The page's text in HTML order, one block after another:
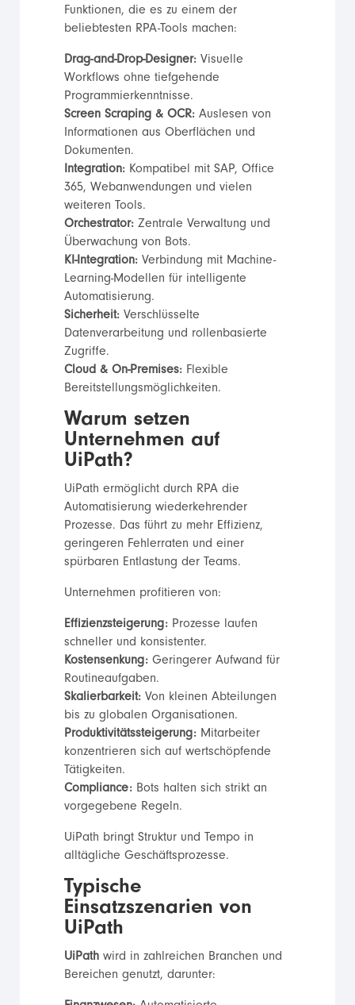
Funktionen, die es zu einem der
beliebtesten RPA-Tools machen:
Drag-and-Drop-Designer:Visuelle
Workflows ohne tiefgehende
Programmierkenntnisse.
Screen Scraping & OCR:Auslesen von
Informationen aus Oberflächen und
Dokumenten.
Integration:Kompatibel mit SAP, Office
365, Webanwendungen und vielen
weiteren Tools.
Orchestrator:Zentrale Verwaltung und
Überwachung von Bots.
KI-Integration:Verbindung mit Machine-
Learning-Modellen für intelligente
Automatisierung.
Sicherheit:Verschlüsselte
Datenverarbeitung und rollenbasierte
Zugriffe.
Cloud & On-Premises:Flexible
Bereitstellungsmöglichkeiten.
Warum setzen
Unternehmen auf
UiPath?
UiPath ermöglicht durch RPA die
Automatisierung wiederkehrender
Prozesse. Das führt zu mehr Effizienz,
geringeren Fehlerraten und einer
spürbaren Entlastung der Teams.
Unternehmen profitieren von:
Effizienzsteigerung:Prozesse laufen
schneller und konsistenter.
Kostensenkung:Geringerer Aufwand für
Routineaufgaben.
Skalierbarkeit:Von kleinen Abteilungen
bis zu globalen Organisationen.
Produktivitätssteigerung:Mitarbeiter
konzentrieren sich auf wertschöpfende
Tätigkeiten.
Compliance:Bots halten sich strikt an
vorgegebene Regeln.
UiPath bringt Struktur und Tempo in
alltägliche Geschäftsprozesse.
Typische
Einsatzszenarien von
UiPath
UiPathwird in zahlreichen Branchen und
Bereichen genutzt, darunter: